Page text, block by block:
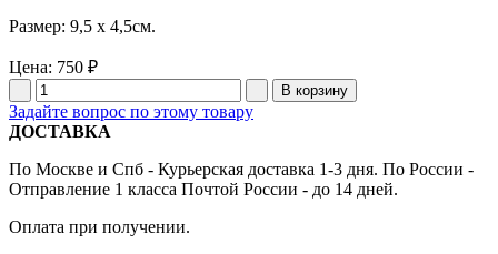
Размер: 9,5 x 4,5см.
Цена: 750 ₽
Задайте вопрос по этому товару
ДОСТАВКА
По Москве и Спб - Курьерская доставка 1-3 дня. По России -
Отправление 1 класса Почтой России - до 14 дней.
Оплата при получении.